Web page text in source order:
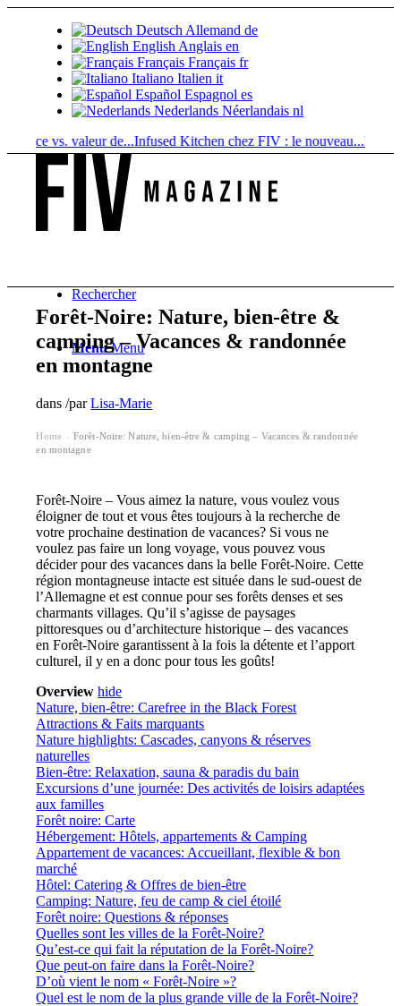
Deutsch Allemand de
English Anglais en
Français Français fr
Italiano Italien it
Español Espagnol es
Nederlands Néerlandais nl
vs. valeur de...Infused Kitchen chez FIV : le nouveau...Boissons
Rechercher
Menu Menu
Forêt-Noire: Nature, bien-être &
camping – Vacances & randonnée
en montagne
dans/parLisa-Marie
Home
Forêt-Noire: Nature, bien-être & camping – Vacances & randonnée
en montagne
Forêt-Noire – Vous aimez la nature, vous voulez vous
éloigner de tout et vous êtes toujours à la recherche de
votre prochaine destination de vacances? Si vous ne
voulez pas faire un long voyage, vous pouvez vous
décider pour des vacances dans la belle Forêt-Noire. Cette
région montagneuse intacte est située dans le sud-ouest de
l’Allemagne et est connue pour ses forêts denses et ses
charmants villages. Qu’il s’agisse de paysages
pittoresques ou d’architecture historique – des vacances
en Forêt-Noire garantissent à la fois la détente et l’apport
culturel, il y en a donc pour tous les goûts!
Overview hide
Nature, bien-être: Carefree in the Black Forest
Attractions & Faits marquants
Nature highlights: Cascades, canyons & réserves
naturelles
Bien-être: Relaxation, sauna & paradis du bain
Excursions d’une journée: Des activités de loisirs adaptées
aux familles
Forêt noire: Carte
Hébergement: Hôtels, appartements & Camping
Appartement de vacances: Accueillant, flexible & bon
marché
Hôtel: Catering & Offres de bien-être
Camping: Nature, feu de camp & ciel étoilé
Forêt noire: Questions & réponses
Quelles sont les villes de la Forêt-Noire?
Qu’est-ce qui fait la réputation de la Forêt-Noire?
Que peut-on faire dans la Forêt-Noire?
D’où vient le nom « Forêt-Noire »?
Quel est le nom de la plus grande ville de la Forêt-Noire?